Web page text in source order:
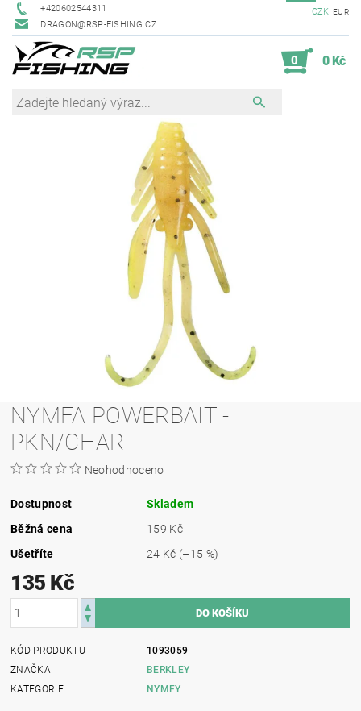
+420602544311
DRAGON@RSP-FISHING.CZ
CZK EUR
0 0 Kč
NYMFA POWERBAIT -
PKN/CHART
Neohodnoceno
Dostupnost
Skladem
Běžná cena
159 Kč
Ušetříte
24 Kč (–15 %)
135 Kč
KÓD PRODUKTU
1093059
ZNAČKA
BERKLEY
KATEGORIE
NYMFY